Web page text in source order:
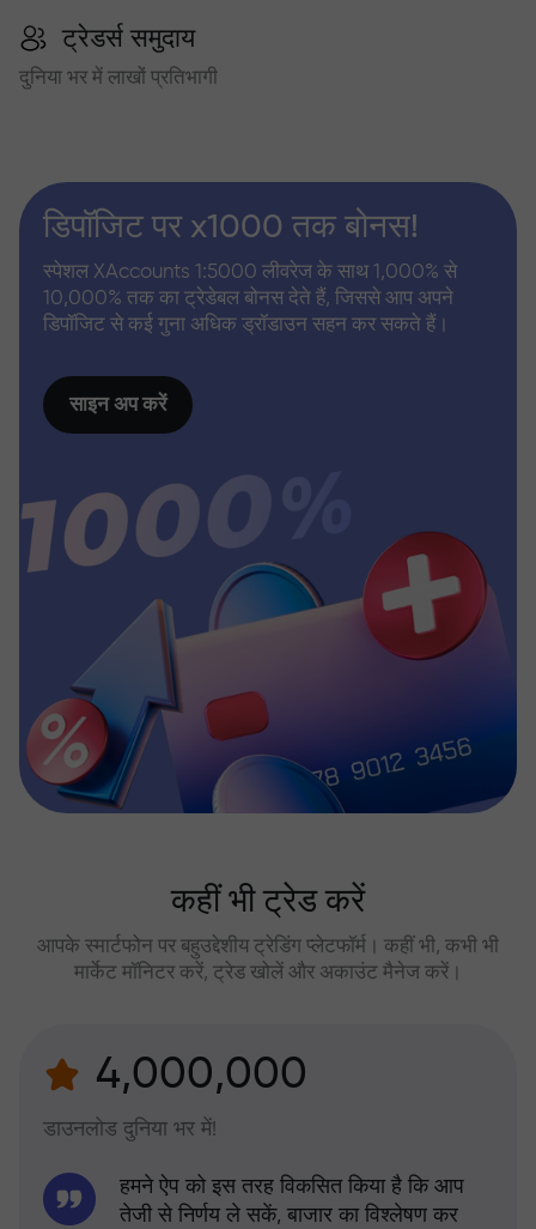
ट्रेडर्स समुदाय
दुनिया भर में लाखों प्रतिभागी
डिपॉजिट पर x1000 तक बोनस!
स्पेशल XAccounts 1:5000 लीवरेज के साथ 1,000% से
10,000% तक का ट्रेडेबल बोनस देते हैं, जिससे आप अपने
डिपॉजिट से कई गुना अधिक ड्रॉडाउन सहन कर सकते हैं।
साइन अप करें
कहीं भी ट्रेड करें
आपके स्मार्टफोन पर बहुउद्देशीय ट्रेडिंग प्लेटफॉर्म। कहीं भी, कभी भी
मार्केट मॉनिटर करें, ट्रेड खोलें और अकाउंट मैनेज करें।
4,000,000
डाउनलोड दुनिया भर में!
हमने ऐप को इस तरह विकसित किया है कि आप
तेजी से निर्णय ले सकें, बाजार का विश्लेषण कर